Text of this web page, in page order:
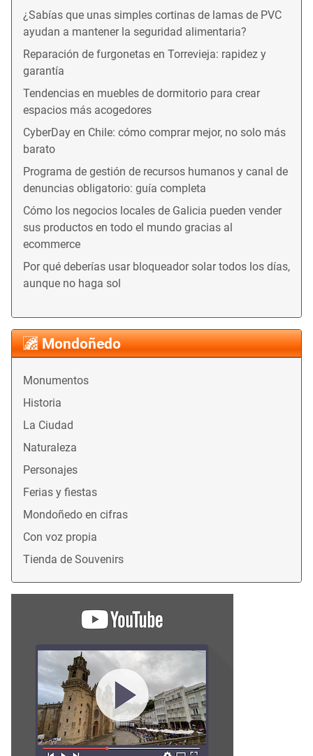
Mondoñedo
Monumentos
Historia
La Ciudad
Naturaleza
Personajes
Ferias y fiestas
Mondoñedo en cifras
Con voz propia
Tienda de Souvenirs
¿Sabías que unas simples cortinas de lamas de PVC
ayudan a mantener la seguridad alimentaria?
Reparación de furgonetas en Torrevieja: rapidez y
garantía
Tendencias en muebles de dormitorio para crear
espacios más acogedores
CyberDay en Chile: cómo comprar mejor, no solo más
barato
Programa de gestión de recursos humanos y canal de
denuncias obligatorio: guía completa
Cómo los negocios locales de Galicia pueden vender
sus productos en todo el mundo gracias al
ecommerce
Por qué deberías usar bloqueador solar todos los días,
aunque no haga sol